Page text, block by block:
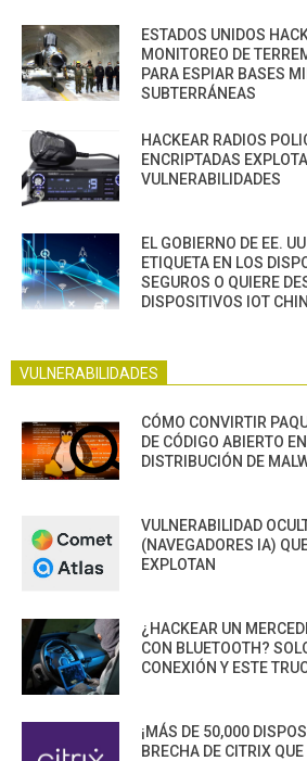
ESTADOS UNIDOS
MONITOREO DE
PARA ESPIAR BASES
SUBTERRÁNEAS
HACKEAR RADIOS
ENCRIPTADAS
VULNERABILIDADES
EL GOBIERNO DE EE.
ETIQUETA EN LOS
SEGUROS O QUIERE
DISPOSITIVOS IOT
VULNERABILIDADES
CÓMO CONVIRTIR
DE CÓDIGO ABIERTO
DISTRIBUCIÓN DE
VULNERABILIDAD
(NAVEGADORES IA)
EXPLOTAN
¿HACKEAR UN
CON BLUETOOTH?
CONEXIÓN Y ESTE
¡MÁS DE 50,000
BRECHA DE CITRIX